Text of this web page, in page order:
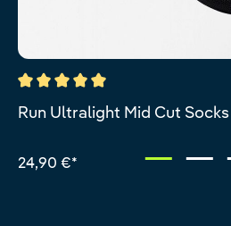
Valutazione media di 5 su 5 stelle
Run Ultralight Mid Cut Socks
24,90 €*